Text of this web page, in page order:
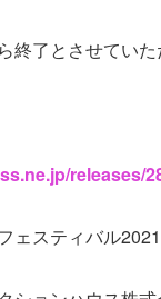
終了とさせてい
releases/
ェスティバル